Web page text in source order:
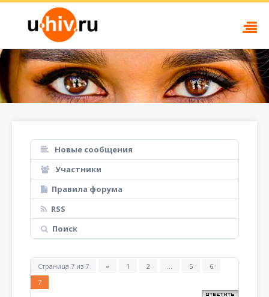
Новые сообщения
Участники
Правила форума
RSS
Поиск
Страница 7 из 7 « 1 2 … 5
6
7